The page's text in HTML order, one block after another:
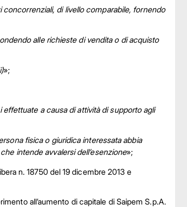
di livello comparabile, fornendo
alle richieste di vendita o di acquisto
»;
effettuate a causa di attività di supporto agli
fisica o giuridica interessata abbia
intende avvalersi dell’esenzione»;
n. 18750 del 19 dicembre 2013 e
all’aumento di capitale di Saipem S.p.A.